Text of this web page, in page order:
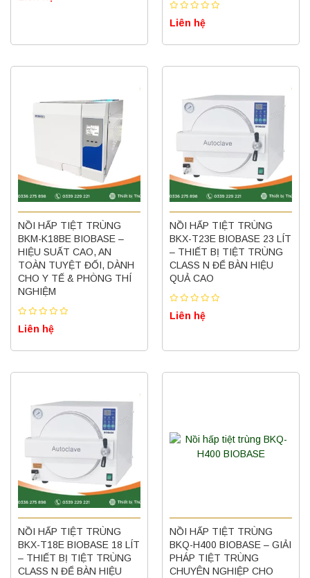
Liên hệ
NỒI HẤP TIỆT TRÙNG
BKM-K18BE BIOBASE –
HIỆU SUẤT CAO, AN
TOÀN TUYỆT ĐỐI, DÀNH
CHO Y TẾ & PHÒNG THÍ
NGHIỆM
Liên hệ
NỒI HẤP TIỆT TRÙNG
BKX-T23E BIOBASE 23 LÍT
– THIẾT BỊ TIỆT TRÙNG
CLASS N ĐỂ BÀN HIỆU
QUẢ CAO
Liên hệ
NỒI HẤP TIỆT TRÙNG
BKX-T18E BIOBASE 18 LÍT
– THIẾT BỊ TIỆT TRÙNG
CLASS N ĐỂ BÀN HIỆU
NỒI HẤP TIỆT TRÙNG
BKQ-H400 BIOBASE – GIẢI
PHÁP TIỆT TRÙNG
CHUYÊN NGHIỆP CHO